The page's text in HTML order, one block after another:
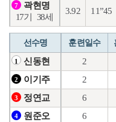
7
곽현명
17기
38세
3.92 11”45
선수명 훈련일수
1 신동현 2
2 이기주 2
3 정연교 6
4 원준오 6